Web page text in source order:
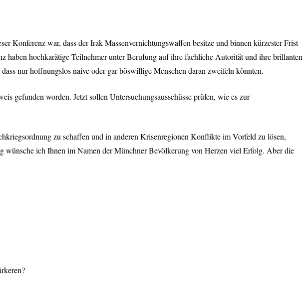
Konferenz war, dass der Irak Massenvernichtungswaffen besitze und binnen kürzester Frist
haben hochkarätige Teilnehmer unter Berufung auf ihre fachliche Autorität und ihre brillanten
nur hoffnungslos naive oder gar böswillige Menschen daran zweifeln könnten.
gefunden worden. Jetzt sollen Untersuchungsausschüsse prüfen, wie es zur
zu schaffen und in anderen Krisenregionen Konflikte im Vorfeld zu lösen,
wünsche ich Ihnen im Namen der Münchner Bevölkerung von Herzen viel Erfolg. Aber die